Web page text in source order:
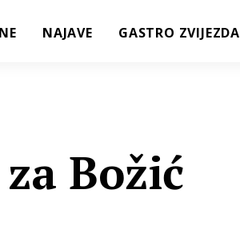
NAJAVE GASTRO ZVIJEZDA
Božić